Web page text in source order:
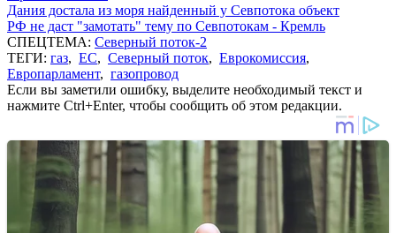
Дания достала из моря найденный у Севпотока объект
РФ не даст "замотать" тему по Севпотокам - Кремль
СПЕЦТЕМА: Северный поток-2
ТЕГИ: газ, ЕС, Северный поток, Еврокомиссия,
Европарламент, газопровод
Если вы заметили ошибку, выделите необходимый текст и
нажмите Ctrl+Enter, чтобы сообщить об этом редакции.